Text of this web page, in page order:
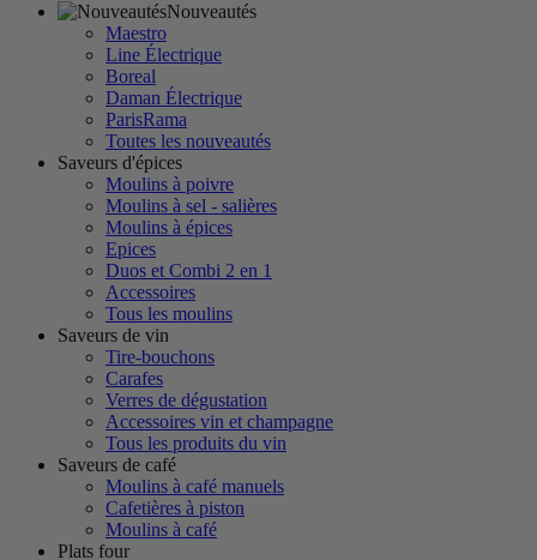
Nouveautés
Maestro
Line Électrique
Boreal
Daman Électrique
ParisRama
Toutes les nouveautés
Saveurs d'épices
Moulins à poivre
Moulins à sel - salières
Moulins à épices
Epices
Duos et Combi 2 en 1
Accessoires
Tous les moulins
Saveurs de vin
Tire-bouchons
Carafes
Verres de dégustation
Accessoires vin et champagne
Tous les produits du vin
Saveurs de café
Moulins à café manuels
Cafetières à piston
Moulins à café
Plats four